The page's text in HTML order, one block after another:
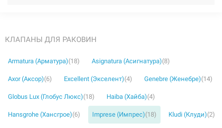
КЛАПАНЫ ДЛЯ РАКОВИН
Armatura (Арматура)(18) Asignatura (Асигнатура)(8)
Axor (Аксор)(6) Excellent (Экселент)(4) Genebre (Женебре)(14)
Globus Lux (Глобус Люкс)(18) Haiba (Хайба)(4)
Hansgrohe (Хансгрое)(6) Imprese (Импрес)(18) Kludi (Клуди)(2)